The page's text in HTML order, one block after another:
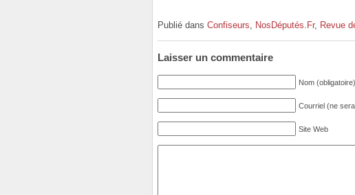
Publié dans Confiseurs, NosDéputés.Fr, Revue
Laisser un commentaire
Nom (obligatoire)
Courriel (ne
Site Web